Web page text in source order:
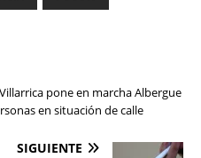
pone en marcha Albergue
en situación de calle
SIGUIENTE